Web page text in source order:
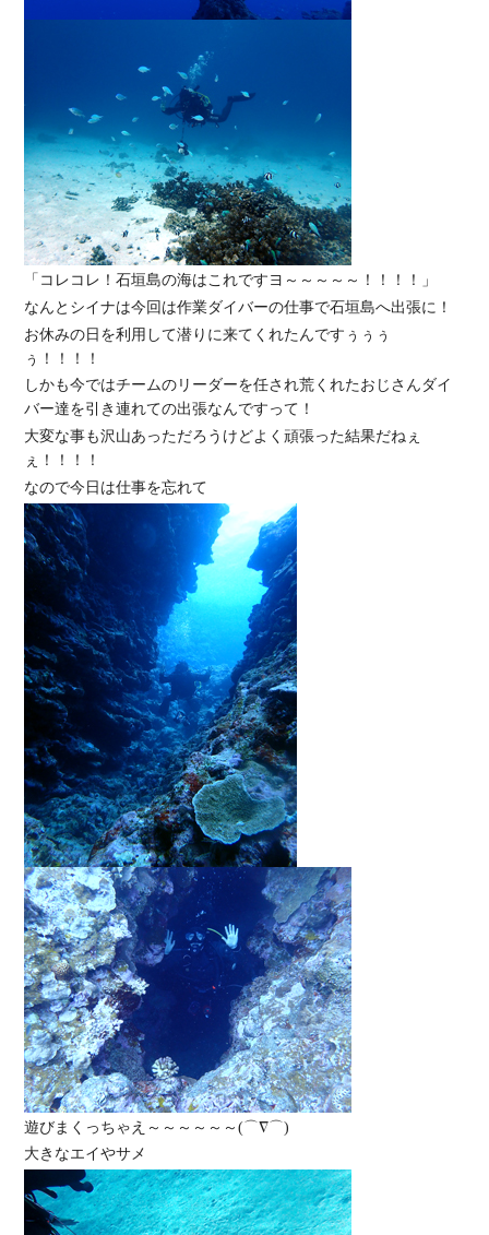
「コレコレ！石垣島の海はこれですヨ～～～～～！！！！」
なんとシイナは今回は作業ダイバーの仕事で石垣島へ出張に！
お休みの日を利用して潜りに来てくれたんですぅぅぅ
ぅ！！！！
しかも今ではチームのリーダーを任され荒くれたおじさんダイ
バー達を引き連れての出張なんですって！
大変な事も沢山あっただろうけどよく頑張った結果だねぇ
ぇ！！！！
なので今日は仕事を忘れて
遊びまくっちゃえ～～～～～～(⌒∇⌒)
大きなエイやサメ